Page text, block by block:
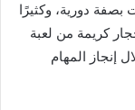
دورية، وكثيرًا
كريمة من لعبة
إنجاز المهام